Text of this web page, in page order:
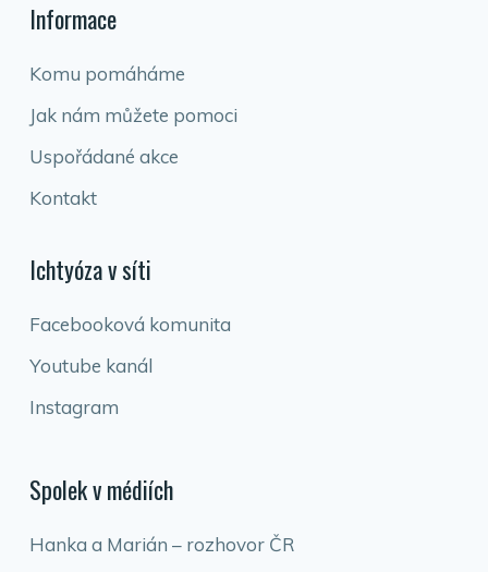
Informace
Komu pomáháme
Jak nám můžete pomoci
Uspořádané akce
Kontakt
Ichtyóza v síti
Facebooková komunita
Youtube kanál
Instagram
Spolek v médiích
Hanka a Marián – rozhovor ČR